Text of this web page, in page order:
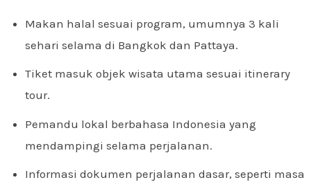
Makan halal sesuai program, umumnya 3 kali
sehari selama di Bangkok dan Pattaya.
Tiket masuk objek wisata utama sesuai itinerary
tour.
Pemandu lokal berbahasa Indonesia yang
mendampingi selama perjalanan.
Informasi dokumen perjalanan dasar, seperti masa